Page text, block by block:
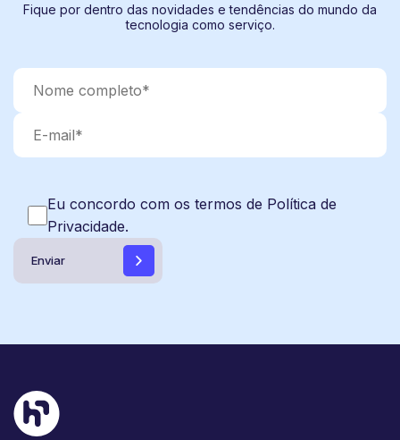
Fique por dentro das novidades e tendências do mundo da
tecnologia como serviço.
Eu concordo com os termos de Política de
Privacidade.